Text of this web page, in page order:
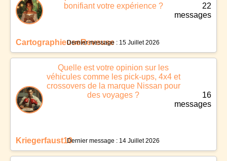
bonifiant votre expérience ?
CartographieuseReveuse
22
messages
Dernier message : 15 Juillet 2026
Quelle est votre opinion sur les
véhicules comme les pick-ups, 4x4 et
crossovers de la marque Nissan pour
des voyages ?
Kriegerfaust10
16
messages
Dernier message : 14 Juillet 2026